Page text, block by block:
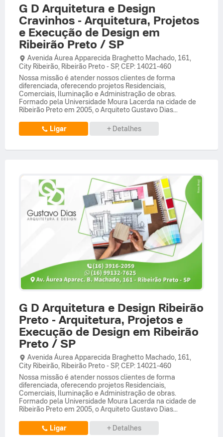
G D Arquitetura e Design
Cravinhos - Arquitetura, Projetos
e Execução de Design em
Ribeirão Preto / SP
Avenida Áurea Apparecida Braghetto Machado, 161,
City Ribeirão, Ribeirão Preto- SP, CEP: 14021-460
Nossa missão é atender nossos clientes de forma
diferenciada, oferecendo projetos Residenciais,
Comerciais, Iluminação e Administração de obras.
Formado pela Universidade Moura Lacerda na cidade de
Ribeirão Preto em 2005, o Arquiteto Gustavo Dias...
Ligar + Detalhes
G D Arquitetura e Design Ribeirão
Preto - Arquitetura, Projetos e
Execução de Design em Ribeirão
Preto / SP
Avenida Áurea Apparecida Braghetto Machado, 161,
City Ribeirão, Ribeirão Preto- SP, CEP: 14021-460
Nossa missão é atender nossos clientes de forma
diferenciada, oferecendo projetos Residenciais,
Comerciais, Iluminação e Administração de obras.
Formado pela Universidade Moura Lacerda na cidade de
Ribeirão Preto em 2005, o Arquiteto Gustavo Dias...
Ligar + Detalhes